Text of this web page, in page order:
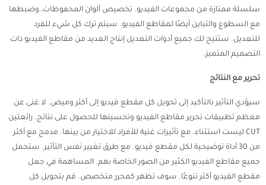
سلسلة ممتازة من مجموعات الفيديو. تخصيص ألوان المحفوظات، وضبطها
مع السطوع والتباين أيضًا لمقاطع الفيديو. سيتم ترك كل شيء للفرد
للتعديل. ستتيح لك جميع أدوات التعديل إنتاج العديد من مقاطع الفيديو ذات
التصميم المتميز.
تحرير مع النتائج
سيؤدي التأثير بالتأكيد إلى تحويل كل مقطع فيديو إلى أكثر وميض. لا غنى عن
معظم تطبيقات تحرير مقاطع الفيديو وتحسينها للحصول على نتائج. رائعتين
CUT ليست استثناء. مع تأثيرات غنية للأفراد للاختيار من بينها. مدمج مع أكثر
من 30 أداة توضيحية لكل مقطع فيديو. مع طرق تغيير نفس التأثير. ستحمل
جميع مقاطع الفيديو الكثير من الصور الخاصة بهم. المساهمة في جعل
مقطع الفيديو أكثر تنوعًا. سوف تظهر كمحرر متخصص. قم بتحويل كل